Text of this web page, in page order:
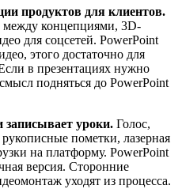
продуктов для клиентов.
концепциями, 3D-
для соцсетей. PowerPoint
этого достаточно для
в презентациях нужно
подняться до PowerPoint
записывает уроки. Голос,
пометки, лазерная
на платформу. PowerPoint
версия. Сторонние
уходят из процесса.